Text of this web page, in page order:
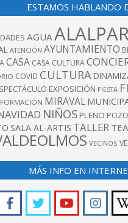
ESTAMOS HABLANDO
AGUA
ATENCIÓN AYUNTAMIENTO
CASA CASA CULTURA
COVID CULTURA
EXPOSICIÓN FIESTA
MIRAVAL
NIÑOS PLENO POZO
SALA AL-ARTIS TALLER
VECINOS
MÁS INFO EN